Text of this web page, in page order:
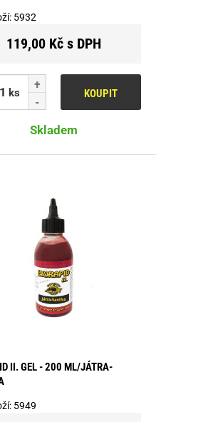
5932
119,00 Kč s DPH
ks KOUPIT
Skladem
II. GEL - 200 ML/JÁTRA-
5949